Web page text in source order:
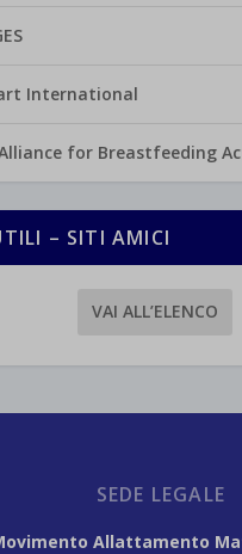
International
for Breastfeeding
– SITI AMICI
VAI ALL’ELENCO
SEDE LEGALE
Allattamento